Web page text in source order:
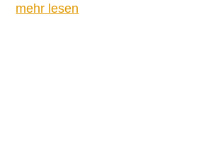
mehr lesen